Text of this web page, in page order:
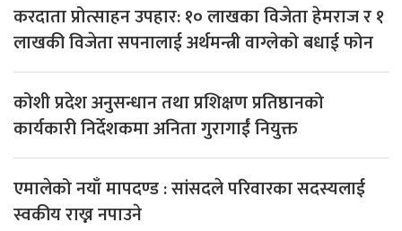
करदाता प्रोत्साहन उपहार: १० लाखका विजेता हेमराज र १
लाखकी विजेता सपनालाई अर्थमन्त्री वाग्लेको बधाई फोन
कोशी प्रदेश अनुसन्धान तथा प्रशिक्षण प्रतिष्ठानको
कार्यकारी निर्देशकमा अनिता गुरागाईं नियुक्त
एमालेको नयाँ मापदण्ड : सांसदले परिवारका सदस्यलाई
स्वकीय राख्न नपाउने